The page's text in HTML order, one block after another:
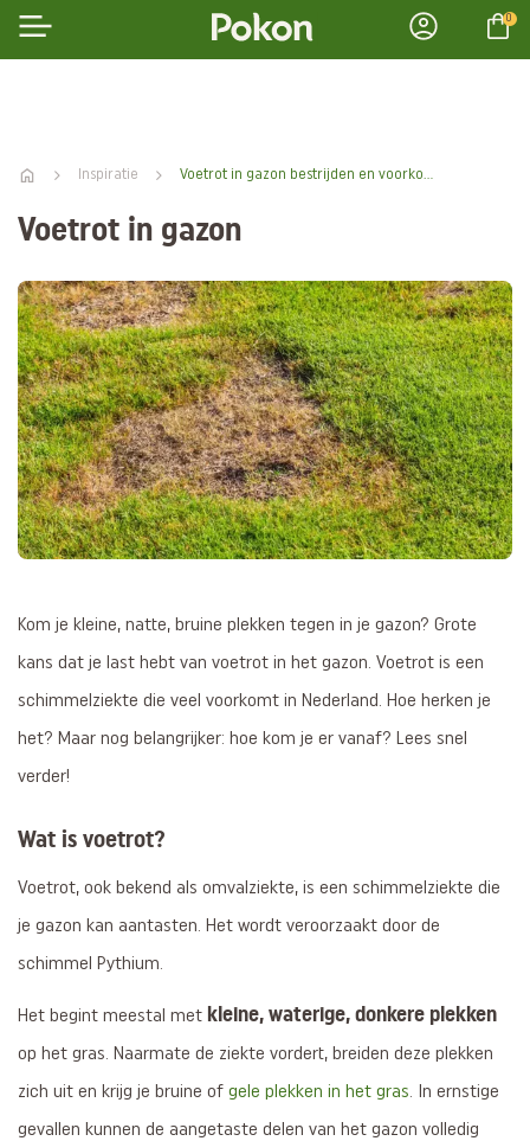
0
Inspiratie Voetrot in gazon bestrijden en voorkomen
Voetrot in gazon
Kom je kleine, natte, bruine plekken tegen in je gazon? Grote
kans dat je last hebt van voetrot in het gazon. Voetrot is een
schimmelziekte die veel voorkomt in Nederland. Hoe herken je
het? Maar nog belangrijker: hoe kom je er vanaf? Lees snel
verder!
Wat is voetrot?
Voetrot, ook bekend als omvalziekte, is een schimmelziekte die
je gazon kan aantasten. Het wordt veroorzaakt door de
schimmel Pythium.
Het begint meestal met kleine, waterige, donkere plekken
op het gras. Naarmate de ziekte vordert, breiden deze plekken
zich uit en krijg je bruine of gele plekken in het gras. In ernstige
gevallen kunnen de aangetaste delen van het gazon volledig